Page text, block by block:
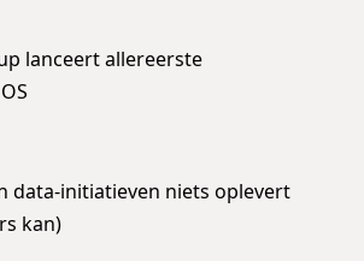
lanceert allereerste
data-initiatieven niets oplevert
kan)